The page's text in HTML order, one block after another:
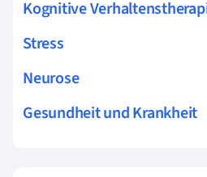
Kognitive
Stress
Neurose
Gesundheit und Krankheit